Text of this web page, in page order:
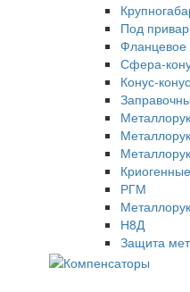
Под
Фланцевое
Сфера-
Конус-
РГМ
Н8Д
Защита